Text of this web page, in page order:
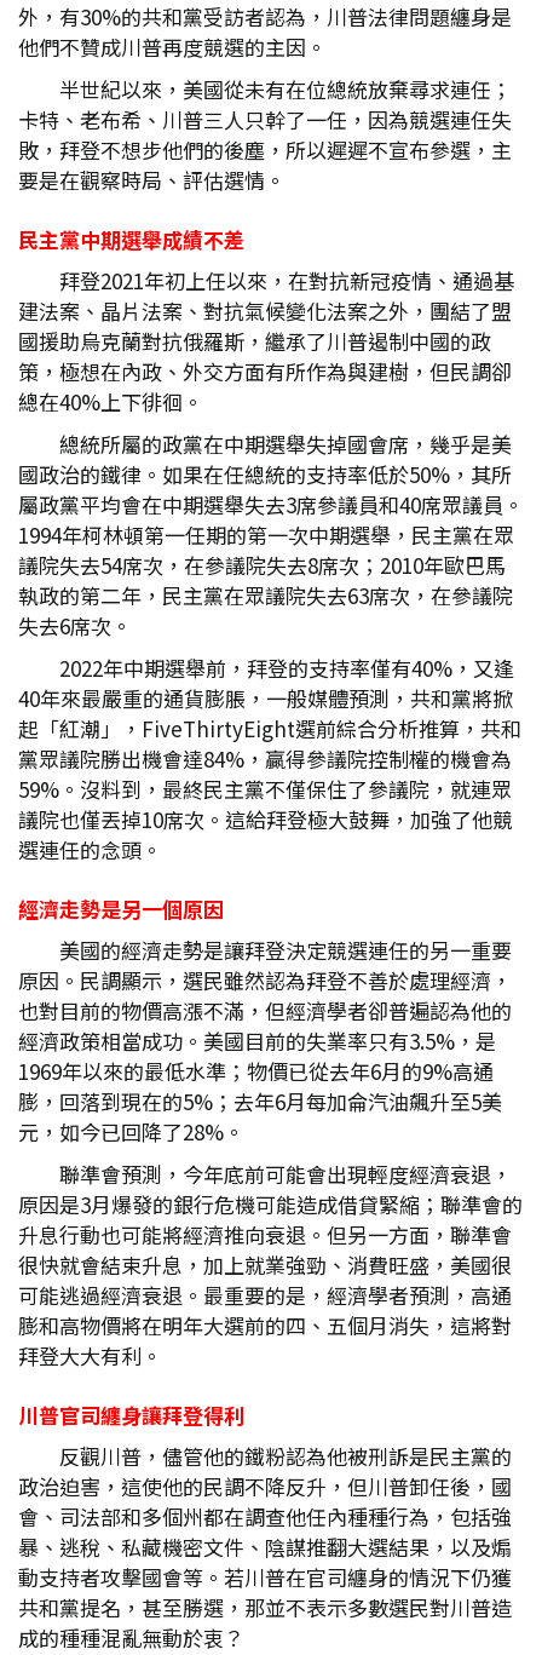
外，有30%的共和黨受訪者認為，川普法律問題纏身是
他們不贊成川普再度競選的主因。
半世紀以來，美國從未有在位總統放棄尋求連任；
卡特、老布希、川普三人只幹了一任，因為競選連任失
敗，拜登不想步他們的後塵，所以遲遲不宣布參選，主
要是在觀察時局、評估選情。
民主黨中期選舉成績不差
拜登2021年初上任以來，在對抗新冠疫情、通過基
建法案、晶片法案、對抗氣候變化法案之外，團結了盟
國援助烏克蘭對抗俄羅斯，繼承了川普遏制中國的政
策，極想在內政、外交方面有所作為與建樹，但民調卻
總在40%上下徘徊。
總統所屬的政黨在中期選舉失掉國會席，幾乎是美
國政治的鐵律。如果在任總統的支持率低於50%，其所
屬政黨平均會在中期選舉失去3席參議員和40席眾議員。
1994年柯林頓第一任期的第一次中期選舉，民主黨在眾
議院失去54席次，在參議院失去8席次；2010年歐巴馬
執政的第二年，民主黨在眾議院失去63席次，在參議院
失去6席次。
2022年中期選舉前，拜登的支持率僅有40%，又逢
40年來最嚴重的通貨膨脹，一般媒體預測，共和黨將掀
起「紅潮」，FiveThirtyEight選前綜合分析推算，共和
黨眾議院勝出機會達84%，贏得參議院控制權的機會為
59%。沒料到，最終民主黨不僅保住了參議院，就連眾
議院也僅丟掉10席次。這給拜登極大鼓舞，加強了他競
選連任的念頭。
經濟走勢是另一個原因
美國的經濟走勢是讓拜登決定競選連任的另一重要
原因。民調顯示，選民雖然認為拜登不善於處理經濟，
也對目前的物價高漲不滿，但經濟學者卻普遍認為他的
經濟政策相當成功。美國目前的失業率只有3.5%，是
1969年以來的最低水準；物價已從去年6月的9%高通
膨，回落到現在的5%；去年6月每加侖汽油飆升至5美
元，如今已回降了28%。
聯準會預測，今年底前可能會出現輕度經濟衰退，
原因是3月爆發的銀行危機可能造成借貸緊縮；聯準會的
升息行動也可能將經濟推向衰退。但另一方面，聯準會
很快就會結束升息，加上就業強勁、消費旺盛，美國很
可能逃過經濟衰退。最重要的是，經濟學者預測，高通
膨和高物價將在明年大選前的四、五個月消失，這將對
拜登大大有利。
川普官司纏身讓拜登得利
反觀川普，儘管他的鐵粉認為他被刑訴是民主黨的
政治迫害，這使他的民調不降反升，但川普卸任後，國
會、司法部和多個州都在調查他任內種種行為，包括強
暴、逃稅、私藏機密文件、陰謀推翻大選結果，以及煽
動支持者攻擊國會等。若川普在官司纏身的情況下仍獲
共和黨提名，甚至勝選，那並不表示多數選民對川普造
成的種種混亂無動於衷？